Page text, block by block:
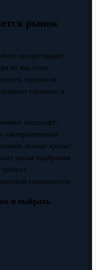
рынок
кредитования
на высокую
предлагая
гарантии и
ландшафт:
альтернативным
делают кредит
риски одобрения
грамотности.
и выбрать